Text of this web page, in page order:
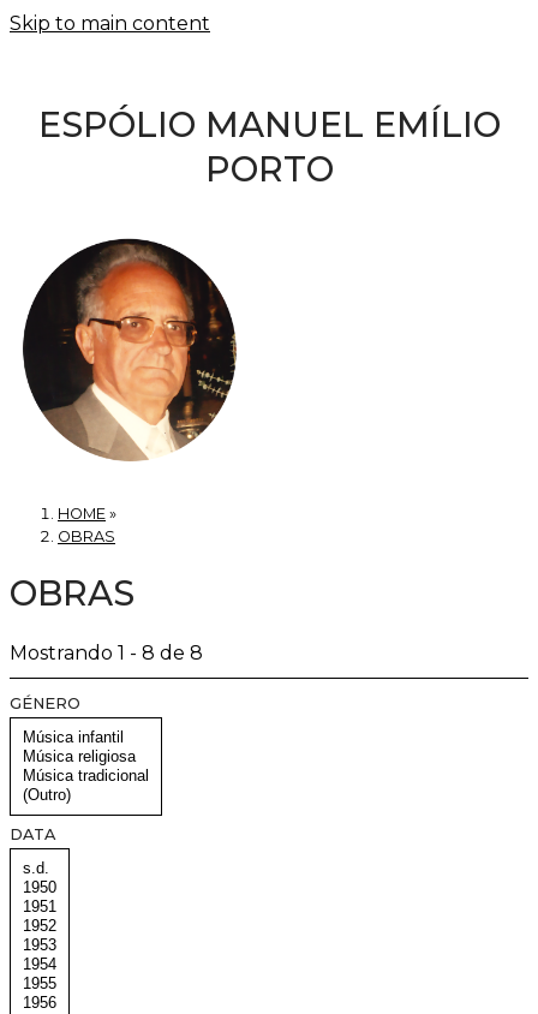
Skip to main content
ESPÓLIO MANUEL EMÍLIO
PORTO
HOME »
OBRAS
OBRAS
Mostrando 1 - 8 de 8
GÉNERO
DATA